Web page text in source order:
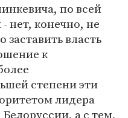
по всей
нет, конечно, не
власть
к
степени эти
лидера
а с тем,